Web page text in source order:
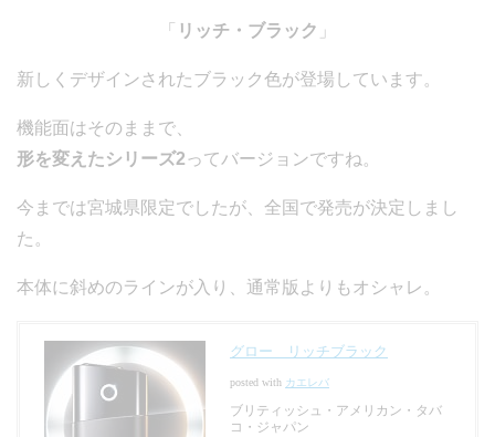
「 リッチ・ブラック 」
新しくデザインされたブラック色が登場しています。
機能面はそのままで、
形を変えたシリーズ2ってバージョンですね。
今までは宮城県限定でしたが、全国で発売が決定しまし
た。
本体に斜めのラインが入り、通常版よりもオシャレ。
グロー リッチブラック
posted with カエレバ
ブリティッシュ・アメリカン・タバ
コ・ジャパン